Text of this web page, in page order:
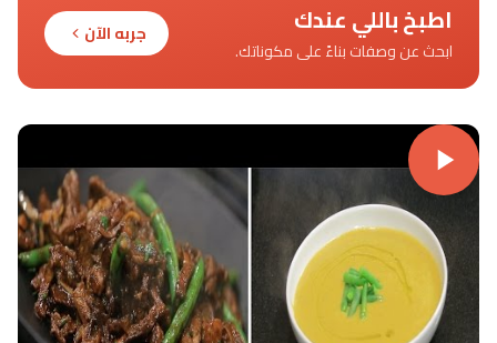
اطبخ باللي عندك
ابحث عن وصفات بناءً على مكوناتك.
جربه الآن